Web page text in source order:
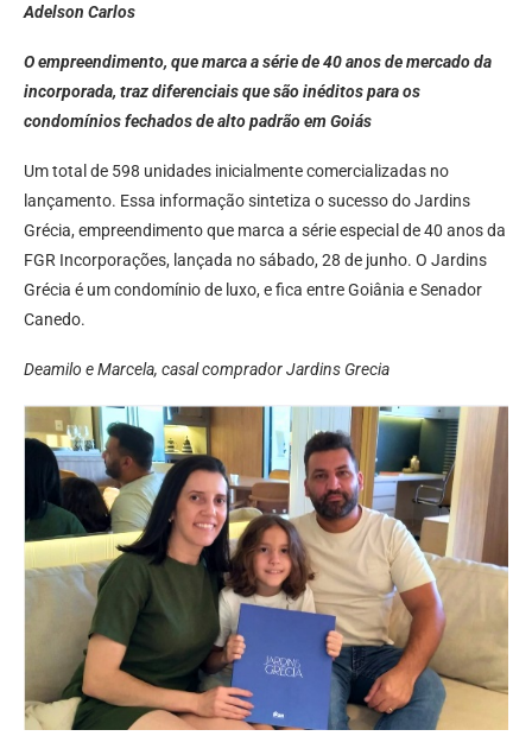
Adelson Carlos
O empreendimento, que marca a série de 40 anos de mercado da
incorporada, traz diferenciais que são inéditos para os
condomínios fechados de alto padrão em Goiás
Um total de 598 unidades inicialmente comercializadas no
lançamento. Essa informação sintetiza o sucesso do Jardins
Grécia, empreendimento que marca a série especial de 40 anos da
FGR Incorporações, lançada no sábado, 28 de junho. O Jardins
Grécia é um condomínio de luxo, e fica entre Goiânia e Senador
Canedo.
Deamilo e Marcela, casal comprador Jardins Grecia